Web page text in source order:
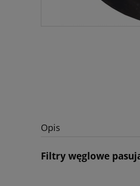
Opis
Filtry węglowe